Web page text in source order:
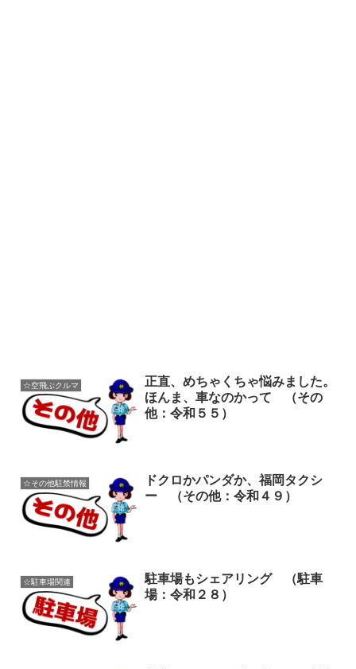
☆空飛ぶクルマ
正直、めちゃくちゃ悩みました。
ほんま、車なのかって （その
他：令和５５）
☆その他駐禁情報
ドクロかパンダか、福岡タクシ
ー （その他：令和４９）
☆駐車場関連
駐車場もシェアリング （駐車
場：令和２８）